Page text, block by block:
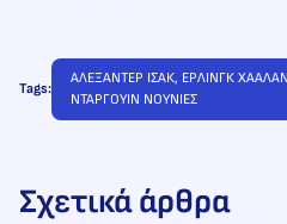
Tags:
ΑΛΕΞΑΝΤΕΡ ΙΣΑΚ, ΕΡΛΙΝΓΚ
ΝΤΑΡΓΟΥΙΝ ΝΟΥΝΙΕΣ
Σχετικά άρθρα